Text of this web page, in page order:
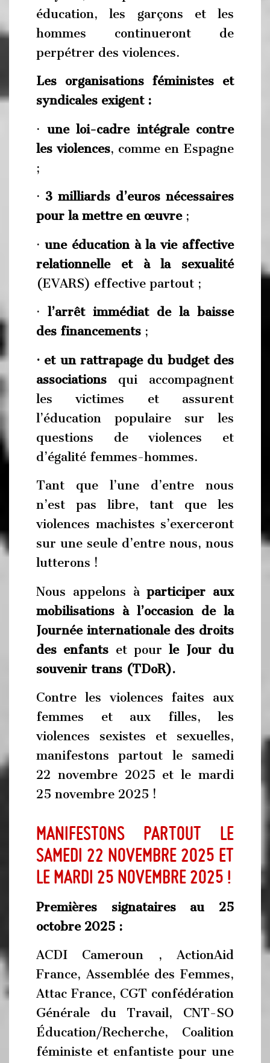
éducation, les garçons et les
hommes continueront de
perpétrer des violences.
Les organisations féministes et
syndicales exigent :
· une loi-cadre intégrale contre
les violences, comme en Espagne
;
· 3 milliards d’euros nécessaires
pour la mettre en œuvre;
· une éducation à la vie affective
relationnelle et à la sexualité
(EVARS) effective partout ;
· l’arrêt immédiat de la baisse
des financements ;
· et un rattrapage du budget des
associations qui accompagnent
les victimes et assurent
l’éducation populaire sur les
questions de violences et
d’égalité femmes-hommes.
Tant que l’une d’entre nous
n’est pas libre, tant que les
violences machistes s’exerceront
sur une seule d’entre nous, nous
lutterons !
Nous appelons àparticiper aux
mobilisations à l’occasion de la
Journée internationale des droits
des enfants et pourle Jour du
souvenir trans (TDoR).
Contre les violences faites aux
femmes et aux filles, les
violences sexistes et sexuelles,
manifestons partout le samedi
22 novembre 2025 et le mardi
25 novembre 2025 !
Manifestons partout le
samedi 22 novembre 2025 et
le mardi 25 novembre 2025 !
Premières signataires au 25
octobre 2025 :
ACDI Cameroun , ActionAid
France, Assemblée des Femmes,
Attac France, CGT confédération
Générale du Travail, CNT-SO
Éducation/Recherche, Coalition
féministe et enfantiste pour une